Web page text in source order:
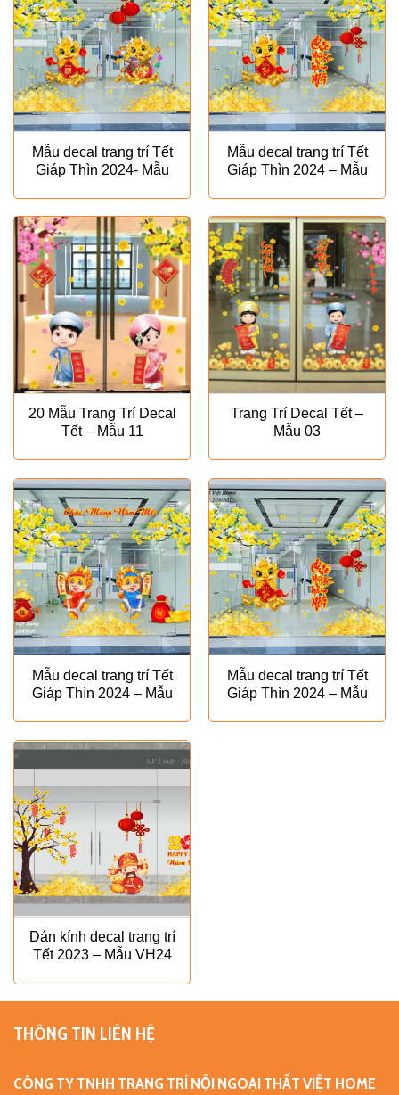
Mẫu decal trang trí Tết
Giáp Thìn 2024- Mẫu
Mẫu decal trang trí Tết
Giáp Thìn 2024 – Mẫu
20 Mẫu Trang Trí Decal
Tết – Mẫu 11
Trang Trí Decal Tết –
Mẫu 03
Mẫu decal trang trí Tết
Giáp Thìn 2024 – Mẫu
Mẫu decal trang trí Tết
Giáp Thìn 2024 – Mẫu
Dán kính decal trang trí
Tết 2023 – Mẫu VH24
THÔNG TIN LIÊN HỆ
CÔNG TY TNHH TRANG TRÍ NỘI NGOẠI THẤT VIỆT HOME